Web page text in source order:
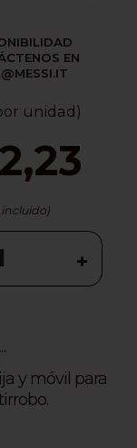
EN
unidad)
incluido)
+
y móvil para